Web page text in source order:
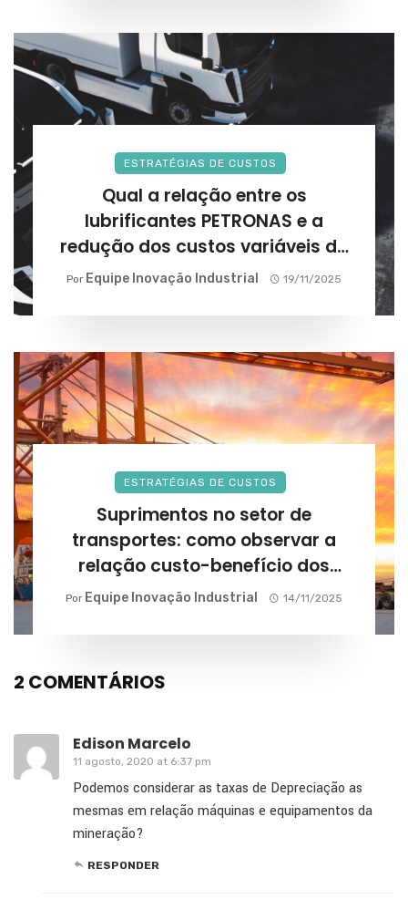
ESTRATÉGIAS DE CUSTOS
Qual a relação entre os
lubrificantes PETRONAS e a
redução dos custos variáveis da
frota?
Por Equipe Inovação Industrial 19/11/2025
ESTRATÉGIAS DE CUSTOS
Suprimentos no setor de
transportes: como observar a
relação custo-benefício dos
fornecedores?
Por Equipe Inovação Industrial 14/11/2025
2 COMENTÁRIOS
Edison Marcelo
11 agosto, 2020 at 6:37 pm
Podemos considerar as taxas de Depreciação as
mesmas em relação máquinas e equipamentos da
mineração?
RESPONDER